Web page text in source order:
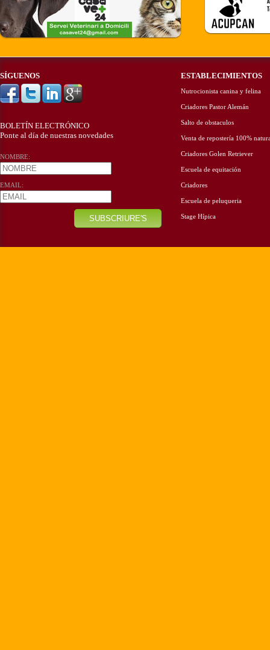
SÍGUENOS
BOLETÍN ELECTRÓNICO
Ponte al día de nuestras novedades
NOMBRE:
EMAIL:
ESTABLECIMIENTOS
Nutrocionista canina y felina
Criadores Pastor Alemán
Salto de obstaculos
Venta de repostería 100%
Criadores Golen Retriever
Escuela de equitación
Criadores
Escuela de peluqueria
Stage Hípica